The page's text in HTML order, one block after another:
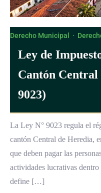
Derecho Municipal ·
Ley de
Cantón Central
9023)
La Ley N° 9023 regula el
cantón Central de Heredia,
que deben pagar las
actividades lucrativas
define […]